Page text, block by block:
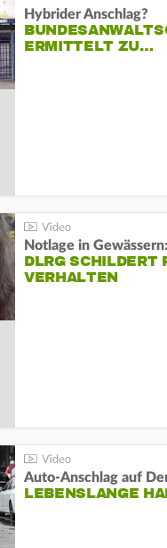
Hybrider Anschlag?
ERMITTELT ZU…
Notlage in Gewässern:
DLRG SCHILDERT
VERHALTEN
LEBENSLANGE